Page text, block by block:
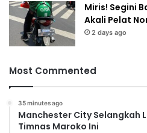
Miris! Segini
Akali Pelat
2 days ago
Most Commented
35 minutes ago
Manchester City Selangkah
Timnas Maroko Ini